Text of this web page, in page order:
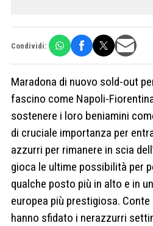
Condividi:
Maradona di nuovo sold-out
fascino come Napoli-
sostenere i loro beniamini
di cruciale importanza per
azzurri per rimanere in scia
gioca le ultime possibilità per
qualche posto più in alto e in
europea più prestigiosa.
hanno sfidato i nerazzurri